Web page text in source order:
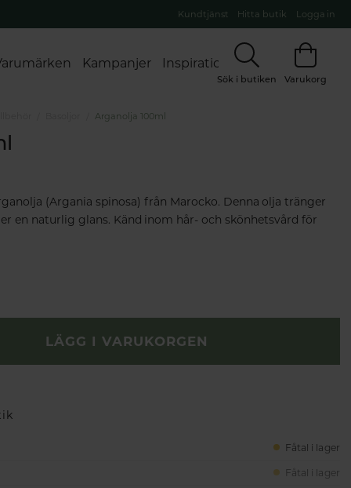
Kundtjänst Hitta butik Logga in
Kampanjer Inspiration
Sök i butiken Varukorg
Arganolja 100ml
(Argania spinosa) från Marocko. Denna olja tränger
en naturlig glans. Känd inom hår- och skönhetsvård för
LÄGG I VARUKORGEN
Fåtal i lager
Fåtal i lager